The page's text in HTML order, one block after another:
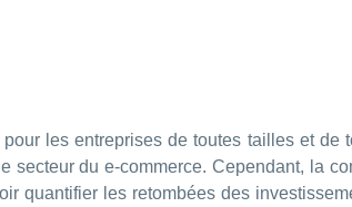
les entreprises de toutes tailles et de
du e-commerce. Cependant, la
quantifier les retombées des